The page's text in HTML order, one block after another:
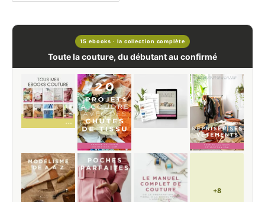
15 ebooks · la collection complète
Toute la couture, du débutant au confirmé
+8